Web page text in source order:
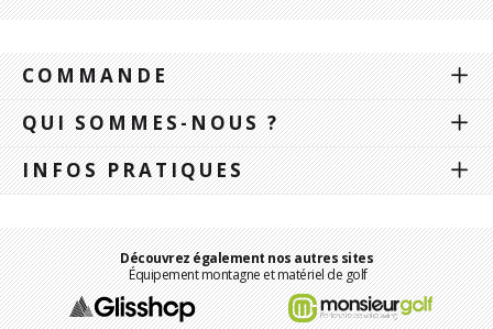
COMMANDE
QUI SOMMES-NOUS ?
INFOS PRATIQUES
Découvrez également nos autres sites
Équipement montagne et matériel de golf